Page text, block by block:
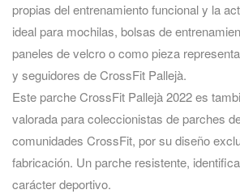
propias del entrenamiento funcional y la
ideal para mochilas, bolsas de
paneles de velcro o como pieza
y seguidores de CrossFit Pallejà.
Este parche CrossFit Pallejà 2022 es
valorada para coleccionistas de parches
comunidades CrossFit, por su diseño
fabricación. Un parche resistente,
carácter deportivo.